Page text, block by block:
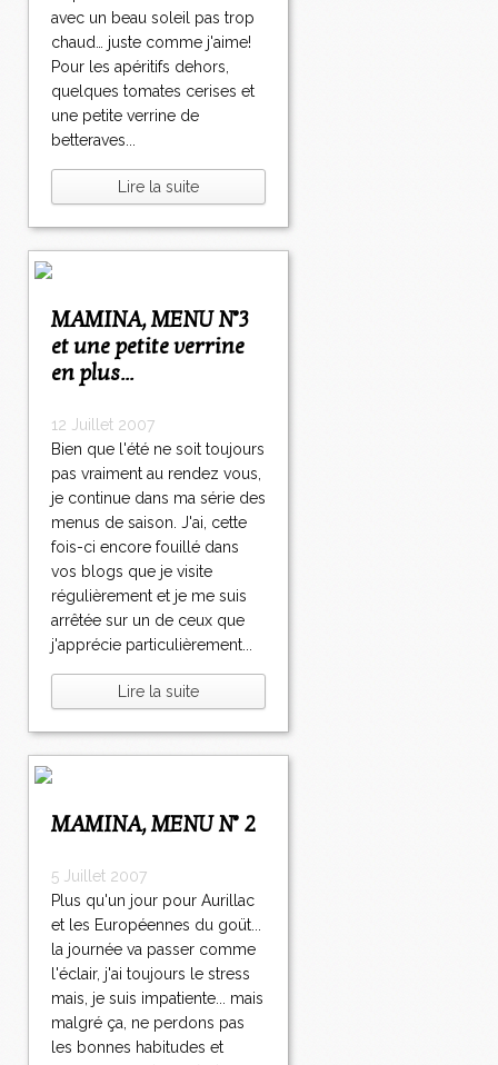
avec un beau soleil pas trop
chaud… juste comme j'aime!
Pour les apéritifs dehors,
quelques tomates cerises et
une petite verrine de
betteraves...
Lire la suite
MAMINA, MENU N°3
et une petite verrine
en plus...
12 Juillet 2007
Bien que l'été ne soit toujours
pas vraiment au rendez vous,
je continue dans ma série des
menus de saison. J'ai, cette
fois-ci encore fouillé dans
vos blogs que je visite
régulièrement et je me suis
arrêtée sur un de ceux que
j'apprécie particulièrement...
Lire la suite
MAMINA, MENU N° 2
5 Juillet 2007
Plus qu'un jour pour Aurillac
et les Européennes du goüt...
la journée va passer comme
l'éclair, j'ai toujours le stress
mais, je suis impatiente... mais
malgré ça, ne perdons pas
les bonnes habitudes et